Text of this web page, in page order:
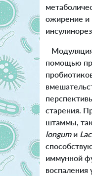
ожирение и
помощью
старения.
штаммы,
longumи
иммунной